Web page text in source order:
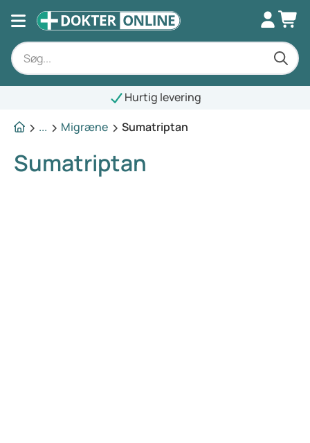
Hurtig levering
...
Migræne Sumatriptan
Sumatriptan